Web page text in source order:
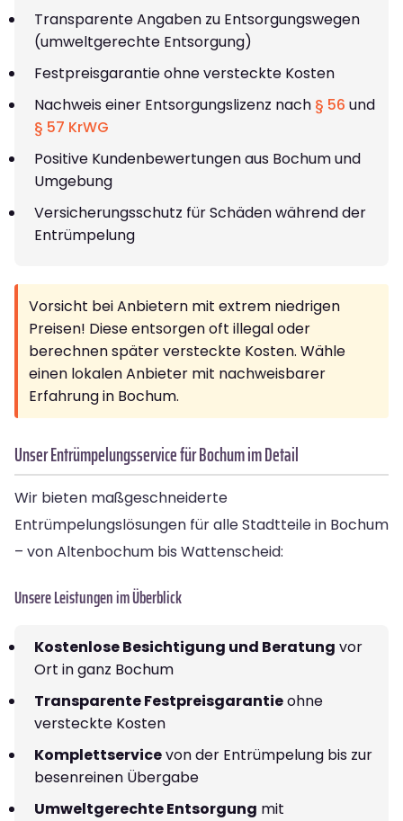
Transparente Angaben zu Entsorgungswegen
(umweltgerechte Entsorgung)
Festpreisgarantie ohne versteckte Kosten
Nachweis einer Entsorgungslizenz nach § 56 und
§ 57 KrWG
Positive Kundenbewertungen aus Bochum und
Umgebung
Versicherungsschutz für Schäden während der
Entrümpelung
Vorsicht bei Anbietern mit extrem niedrigen
Preisen! Diese entsorgen oft illegal oder
berechnen später versteckte Kosten. Wähle
einen lokalen Anbieter mit nachweisbarer
Erfahrung in Bochum.
Unser Entrümpelungsservice für Bochum im Detail
Wir bieten maßgeschneiderte
Entrümpelungslösungen für alle Stadtteile in Bochum
– von Altenbochum bis Wattenscheid:
Unsere Leistungen im Überblick
Kostenlose Besichtigung und Beratung vor
Ort in ganz Bochum
Transparente Festpreisgarantieohne
versteckte Kosten
Komplettservicevon der Entrümpelung bis zur
besenreinen Übergabe
Umweltgerechte Entsorgung mit